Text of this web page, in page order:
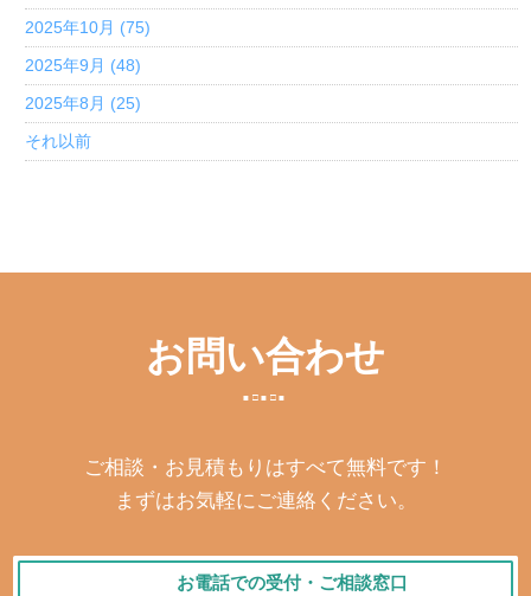
2025年10月 (75)
2025年9月 (48)
2025年8月 (25)
それ以前
お問い合わせ
ご相談・お見積もりはすべて無料です！
まずはお気軽にご連絡ください。
お電話での受付・ご相談窓口